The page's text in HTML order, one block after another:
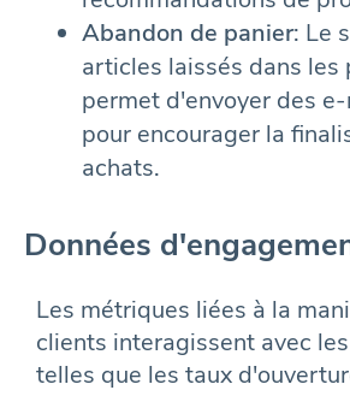
Abandon de panier: Le
articles laissés dans les
permet d'envoyer des
pour encourager la
achats.
Données
Les métriques liées à la
clients interagissent avec
telles que les taux